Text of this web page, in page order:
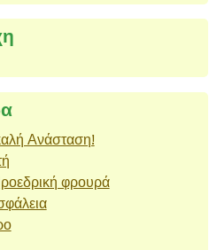
Ανάσταση!
φρουρά